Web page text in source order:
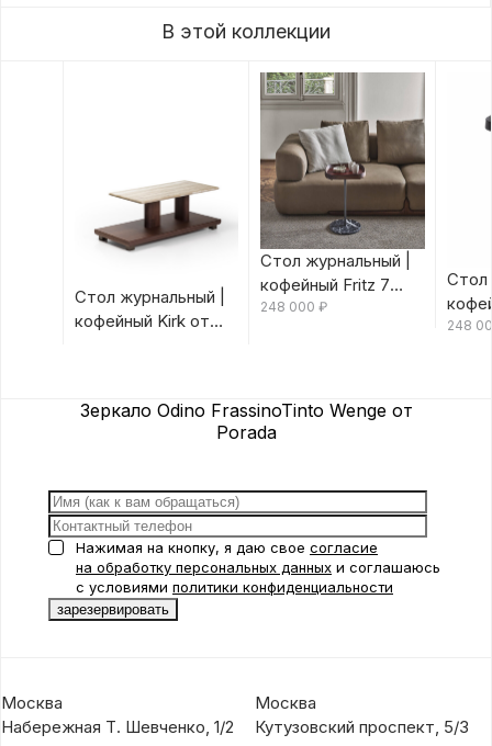
В этой коллекции
Стол журнальный |
кофейный Kirk от
Стол журнальный |
кофейный Fritz 7
Canaletta/Rosso
248 000 ₽
Стол
248
Зеркало Odino FrassinoTinto Wenge от
Porada
Нажимая на кнопку, я даю свое согласие
на обработку персональных данных и соглашаюсь
с условиями политики конфиденциальности
Москва
Набережная Т. Шевченко, 1/2
Москва
Кутузовский проспект, 5/3